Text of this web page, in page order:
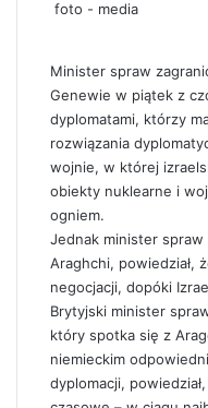
foto - media
Minister spraw
Genewie w piątek z
dyplomatami, którzy
rozwiązania
wojnie, w której
obiekty nuklearne i
ogniem.
Jednak minister spraw
Araghchi, powiedział,
negocjacji, dopóki
Brytyjski minister
który spotka się z
niemieckim
dyplomacji,